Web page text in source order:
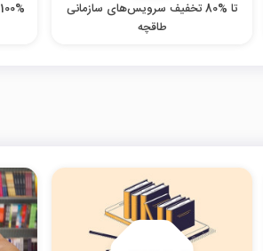
تا %80 تخفیف سرویس‌های سازمانی
طاقچه
100% تخفیف کتاب‌‌های منتخب طاقچه